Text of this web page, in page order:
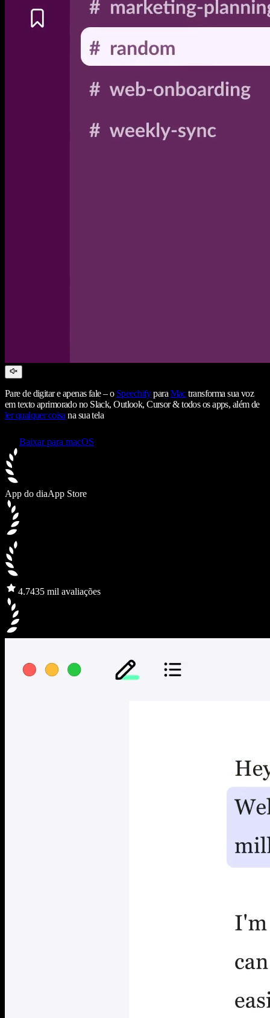
Pare de digitar e apenas fale – o Speechifypara Mactransforma sua voz
em texto aprimorado no Slack, Outlook, Cursor & todos os apps, além de
ler qualquer coisa na sua tela
Baixar para macOS
App do diaApp Store
4.7435 mil avaliações